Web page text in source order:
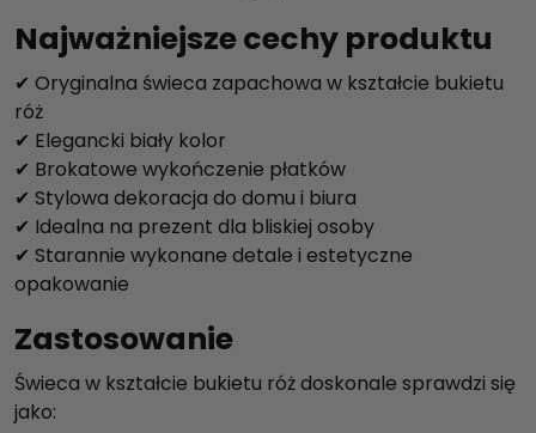
a
ł
Najważniejsze cechy produktu
✔ Oryginalna świeca zapachowa w kształcie bukietu
róż
✔ Elegancki biały kolor
✔ Brokatowe wykończenie płatków
✔ Stylowa dekoracja do domu i biura
✔ Idealna na prezent dla bliskiej osoby
✔ Starannie wykonane detale i estetyczne
opakowanie
Zastosowanie
Świeca w kształcie bukietu róż doskonale sprawdzi się
jako: